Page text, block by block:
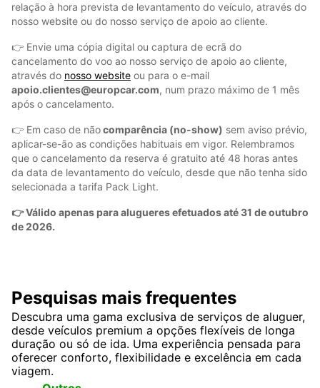
relação à hora prevista de levantamento do veículo, através do
nosso website ou do nosso serviço de apoio ao cliente.
👉 Envie uma cópia digital ou captura de ecrã do
cancelamento do voo ao nosso serviço de apoio ao cliente,
através do nosso website ou para o e-mail
apoio.clientes@europcar.com, num prazo máximo de 1 mês
após o cancelamento.
👉 Em caso de nãocomparência (no-show) sem aviso prévio,
aplicar-se-ão as condições habituais em vigor. Relembramos
que o cancelamento da reserva é gratuito até 48 horas antes
da data de levantamento do veículo, desde que não tenha sido
selecionada a tarifa Pack Light.
👉 Válido apenas para alugueres efetuados até 31 de outubro
de 2026.
Pesquisas mais frequentes
Descubra uma gama exclusiva de serviços de aluguer,
desde veículos premium a opções flexíveis de longa
duração ou só de ida. Uma experiência pensada para
oferecer conforto, flexibilidade e excelência em cada
viagem.